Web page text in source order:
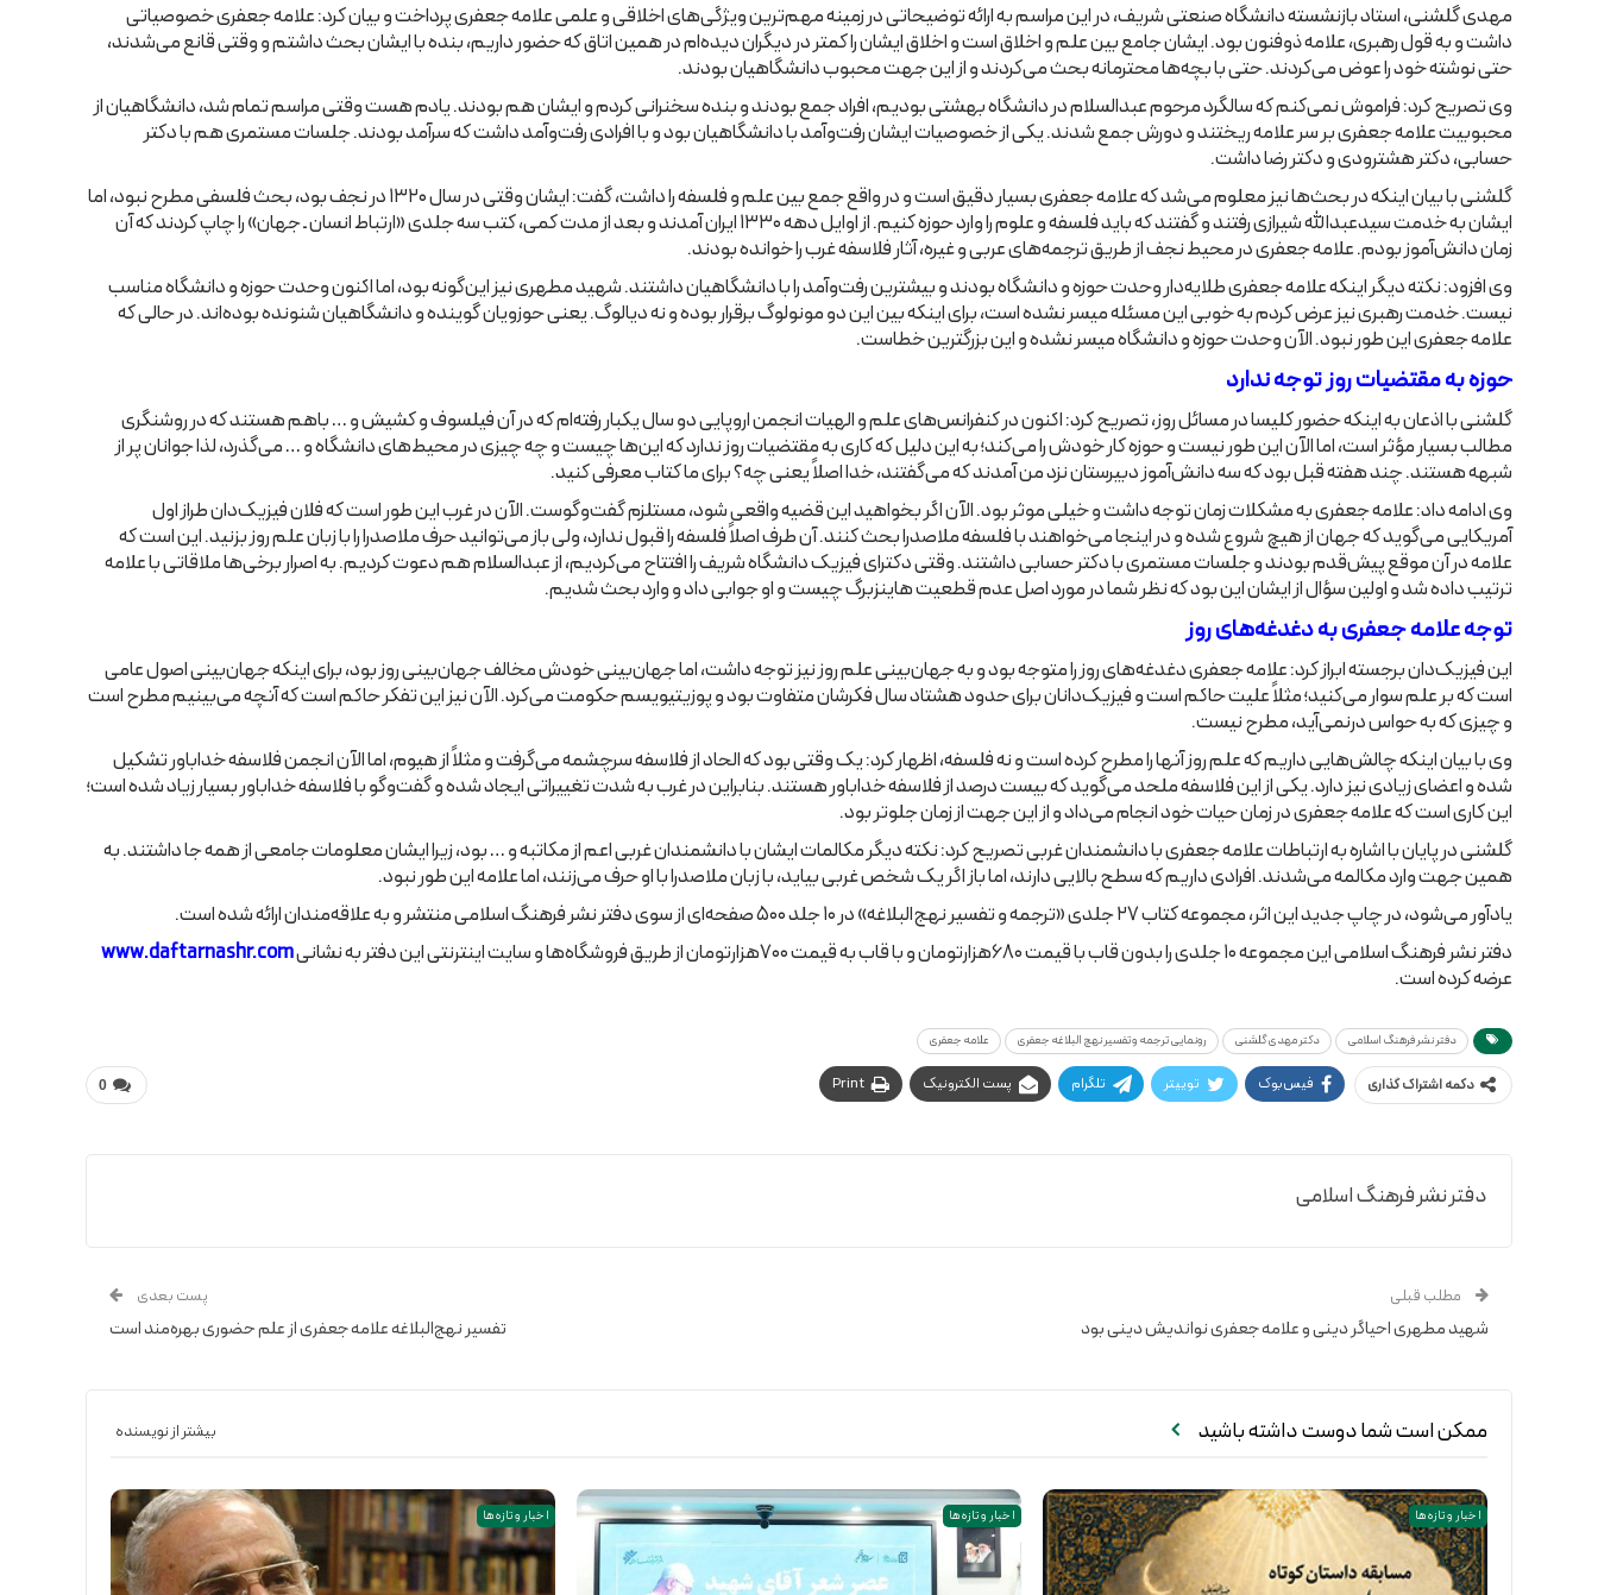
مهدی گلشنی، استاد بازنشسته دانشگاه صنعتی شریف، در این مراسم به ارائه توضیحاتی در زمینه مهم‌‌ترین ویژگی‌‌های اخلاقی و علمی علامه جعفری پرداخت و بیان کرد: علامه جعفری خصوصیاتی
داشت و به قول رهبری، علامه ذوفنون بود. ایشان جامع بین علم و اخلاق است و اخلاق ایشان را کمتر در دیگران دیده‌‌ام در همین اتاق که حضور داریم، بنده با ایشان بحث داشتم و وقتی قانع می‌‌شدند،
حتی نوشته خود را عوض می‌‌کردند. حتی با بچه‌‌ها محترمانه بحث می‌‌کردند و از این جهت محبوب دانشگاهیان بودند.
وی تصریح کرد: فراموش نمی‌‌کنم که سالگرد مرحوم عبدالسلام در دانشگاه بهشتی بودیم، افراد جمع بودند و بنده سخنرانی کردم و ایشان هم بودند. یادم هست وقتی مراسم تمام شد، دانشگاهیان از
محبوبیت علامه جعفری بر سر علامه ریختند و دورش جمع شدند. یکی از خصوصیات ایشان رفت‌وآمد با دانشگاهیان بود و با افرادی رفت‌‌وآمد داشت که سرآمد بودند. جلسات مستمری هم با دکتر
حسابی، دکتر هشترودی و دکتر رضا داشت.
گلشنی با بیان اینکه در بحث‌‌ها نیز معلوم می‌‌شد که علامه جعفری بسیار دقیق است و در واقع جمع بین علم و فلسفه را داشت، گفت: ایشان وقتی در سال ۱۳۲۰ در نجف بود، بحث فلسفی مطرح نبود، اما
ایشان به خدمت سیدعبدالله شیرازی رفتند و گفتند که باید فلسفه و علوم را وارد حوزه کنیم. از اوایل دهه ۱۳۳۰ ایران آمدند و بعد از مدت کمی، کتب سه جلدی «ارتباط انسان ـ جهان» را چاپ کردند که آن
زمان دانش‌آموز بودم. علامه جعفری در محیط نجف از طریق ترجمه‌‌های عربی و غیره، آثار فلاسفه غرب را خوانده بودند.
وی افزود: نکته دیگر اینکه علامه جعفری طلایه‌‌دار وحدت حوزه و دانشگاه بودند و بیشترین رفت‌وآمد را با دانشگاهیان داشتند. شهید مطهری نیز این‌گونه بود، اما اکنون وحدت حوزه و دانشگاه مناسب
نیست. خدمت رهبری نیز عرض کردم به خوبی این مسئله میسر نشده است، برای اینکه بین این دو مونولوگ برقرار بوده و نه دیالوگ. یعنی حوزویان گوینده و دانشگاهیان شنونده بوده‌‌اند. در حالی که
علامه جعفری این طور نبود. الآن وحدت حوزه و دانشگاه میسر نشده و این بزرگترین خطاست.
حوزه به مقتضیات روز توجه ندارد
گلشنی با اذعان به اینکه حضور کلیسا در مسائل روز، تصریح کرد: اکنون در کنفرانس‌‌های علم و الهیات انجمن اروپایی دو سال یکبار رفته‌‌ام که در آن فیلسوف و کشیش و … باهم هستند که در روشنگری
مطالب بسیار مؤثر است، اما الآن این طور نیست و حوزه کار خودش را می‌‌کند؛ به این دلیل که کاری به مقتضیات روز ندارد که این‌ها چیست و چه چیزی در محیط‌‌های دانشگاه و … می‌‌گذرد، لذا جوانان پر از
شبهه هستند. چند هفته قبل بود که سه دانش‌آموز دبیرستان نزد من آمدند که می‌‌گفتند، خدا اصلاً یعنی چه؟ برای ما کتاب معرفی کنید.
وی ادامه داد: علامه جعفری به مشکلات زمان توجه داشت و خیلی موثر بود. الآن اگر بخواهید این قضیه واقعی شود، مستلزم گفت‌‌وگوست. الآن در غرب این طور است که فلان فیزیک‌‌دان طراز اول
آمریکایی می‌‌گوید که جهان از هیچ شروع شده و در اینجا می‌‌خواهند با فلسفه ملاصدرا بحث کنند. آن طرف اصلاً فلسفه را قبول ندارد، ولی باز می‌‌توانید حرف ملاصدرا را با زبان علم روز بزنید. این است که
علامه در آن موقع پیش‌‌قدم بودند و جلسات مستمری با دکتر حسابی داشتند. وقتی دکترای فیزیک دانشگاه شریف را افتتاح می‌‌کردیم، از عبدالسلام هم دعوت کردیم. به اصرار برخی‌‌ها ملاقاتی با علامه
ترتیب داده شد و اولین سؤال از ایشان این بود که نظر شما در مورد اصل عدم قطعیت هاینزبرگ چیست و او جوابی داد و وارد بحث شدیم.
توجه علامه جعفری به دغدغه‌های روز
این فیزیک‌‌دان برجسته ابراز کرد: علامه جعفری دغدغه‌های روز را متوجه بود و به جهان‌‌بینی علم روز نیز توجه داشت، اما جهان‌‌بینی خودش مخالف جهان‌‌بینی روز بود، برای اینکه جهان‌‌بینی اصول عامی
است که بر علم سوار می‌‌کنید؛ مثلاً علیت حاکم است و فیزیک‌‌دانان برای حدود هشتاد سال فکرشان متفاوت بود و پوزیتیویسم حکومت می‌کرد. الآن نیز این تفکر حاکم است که آنچه می‌‌بینیم مطرح است
و چیزی که به حواس درنمی‌‌آید، مطرح نیست.
وی با بیان اینکه چالش‌‌هایی داریم که علم روز آنها را مطرح کرده است و نه فلسفه، اظهار کرد: یک وقتی بود که الحاد از فلاسفه سرچشمه می‌‌گرفت و مثلاً از هیوم، اما الآن انجمن فلاسفه خداباور تشکیل
شده و اعضای زیادی نیز دارد. یکی از این فلاسفه ملحد می‌‌گوید که بیست درصد از فلاسفه خداباور هستند. بنابراین در غرب به شدت تغییراتی ایجاد شده و گفت‌‌وگو با فلاسفه خداباور بسیار زیاد شده است؛
این کاری است که علامه جعفری در زمان حیات خود انجام می‌داد و از این جهت از زمان جلوتر بود.
گلشنی در پایان با اشاره به ارتباطات علامه جعفری با دانشمندان غربی تصریح کرد: نکته دیگر مکالمات ایشان با دانشمندان غربی اعم از مکاتبه و … بود، زیرا ایشان معلومات جامعی از همه جا داشتند. به
همین جهت وارد مکالمه می‌‌شدند. افرادی داریم که سطح بالایی دارند، اما باز اگر یک شخص غربی بیاید، با زبان ملاصدرا با او حرف می‌‌زنند، اما علامه این طور نبود.
یادآور می‌شود، در چاپ جدید این اثر، مجموعه کتاب ۲۷ جلدی «ترجمه و تفسیر نهج‌البلاغه» در ۱۰ جلد ۵۰۰ صفحه‌ای از سوی دفتر نشر فرهنگ اسلامی منتشر و به علاقه‌مندان ارائه شده است.
دفتر نشر فرهنگ اسلامی این مجموعه ۱۰ جلدی را بدون قاب با قیمت ۶۸۰هزارتومان و با قاب به قیمت ۷۰۰هزارتومان از طریق فروشگاه‌ها و سایت اینترنتی این دفتر به نشانی
www.daftarnashr.com
عرضه کرده است.
دفتر نشر فرهنگ اسلامی دکتر مهدی گلشنی رونمایی ترجمه و تفسیر نهج البلاغه جعفری علامه جعفری
0 دکمه اشتراک گذاری فیس‌بوک توییتر تلگرام پست الکترونیک Print
دفتر نشر فرهنگ اسلامی
مطلب قبلی
شهید مطهری احیاگر دینی و علامه جعفری نواندیش دینی بود
پست بعدی
تفسیر نهج‌البلاغه علامه جعفری از علم حضوری بهره‌مند است
ممکن است شما دوست داشته باشید بیشتر از نویسنده
اخبار و تازه ها اخبار و تازه ها اخبار و تازه ها